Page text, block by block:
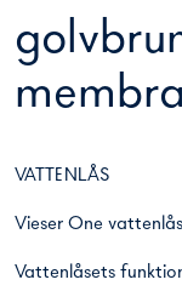
VATTENLÅS
Vieser One
Vattenlåsets